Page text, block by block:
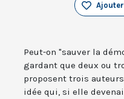
Peut-on "sauver la
gardant que deux ou
proposent trois
idée qui, si elle